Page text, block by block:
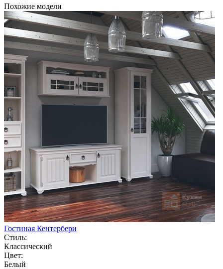
Похожие модели
Гостиная Кентербери
Стиль:
Классический
Цвет:
Белый